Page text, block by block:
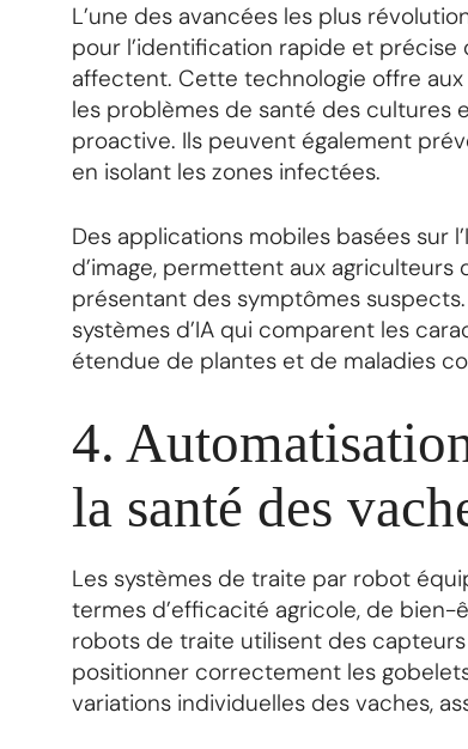
L’une des avancées les plus
pour l’identification rapide et précise
affectent. Cette technologie offre
les problèmes de santé des cultures
proactive. Ils peuvent également
en isolant les zones infectées.
Des applications mobiles basées sur
d’image, permettent aux
présentant des symptômes
systèmes d’IA qui comparent les
étendue de plantes et de maladies
4.
la santé des
Les systèmes de traite par robot
termes d’efficacité agricole, de
robots de traite utilisent des
positionner correctement les
variations individuelles des vaches,